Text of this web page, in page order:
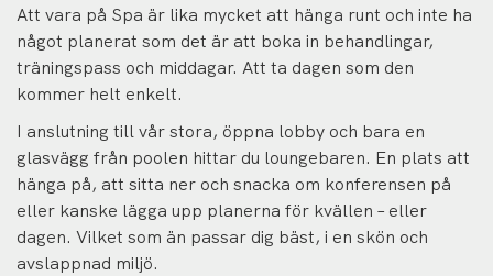
Att vara på Spa är lika mycket att hänga runt och inte ha
något planerat som det är att boka in behandlingar,
träningspass och middagar. Att ta dagen som den
kommer helt enkelt.
I anslutning till vår stora, öppna lobby och bara en
glasvägg från poolen hittar du loungebaren. En plats att
hänga på, att sitta ner och snacka om konferensen på
eller kanske lägga upp planerna för kvällen – eller
dagen. Vilket som än passar dig bäst, i en skön och
avslappnad miljö.